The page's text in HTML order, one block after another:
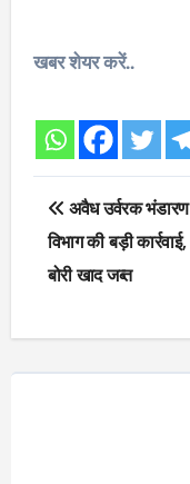
खबर शेयर करें..
Post
अवैध उर्वरक
विभाग की बड़ी
बोरी खाद जब्त